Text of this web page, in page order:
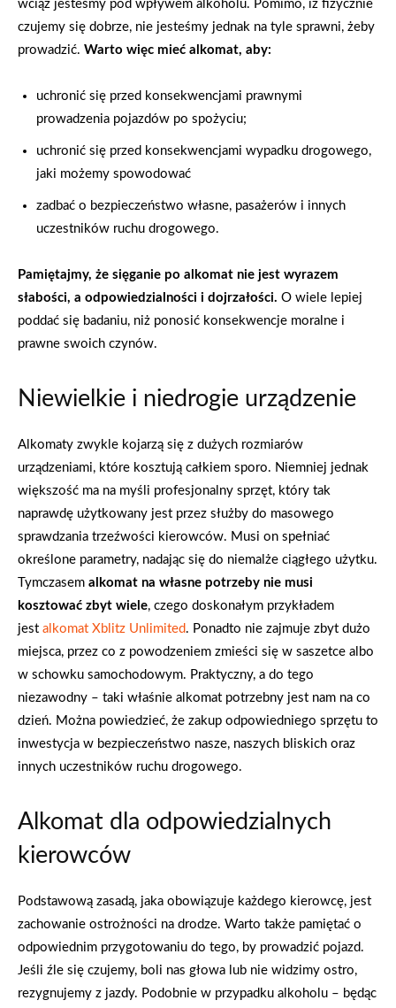
wciąż jesteśmy pod wpływem alkoholu. Pomimo, iż fizycznie
czujemy się dobrze, nie jesteśmy jednak na tyle sprawni, żeby
prowadzić. Warto więc mieć alkomat, aby:
uchronić się przed konsekwencjami prawnymi
prowadzenia pojazdów po spożyciu;
uchronić się przed konsekwencjami wypadku drogowego,
jaki możemy spowodować
zadbać o bezpieczeństwo własne, pasażerów i innych
uczestników ruchu drogowego.
Pamiętajmy, że sięganie po alkomat nie jest wyrazem
słabości, a odpowiedzialności i dojrzałości. O wiele lepiej
poddać się badaniu, niż ponosić konsekwencje moralne i
prawne swoich czynów.
Niewielkie i niedrogie urządzenie
Alkomaty zwykle kojarzą się z dużych rozmiarów
urządzeniami, które kosztują całkiem sporo. Niemniej jednak
większość ma na myśli profesjonalny sprzęt, który tak
naprawdę użytkowany jest przez służby do masowego
sprawdzania trzeźwości kierowców. Musi on spełniać
określone parametry, nadając się do niemalże ciągłego użytku.
Tymczasem alkomat na własne potrzeby nie musi
kosztować zbyt wiele, czego doskonałym przykładem
jest alkomat Xblitz Unlimited . Ponadto nie zajmuje zbyt dużo
miejsca, przez co z powodzeniem zmieści się w saszetce albo
w schowku samochodowym. Praktyczny, a do tego
niezawodny – taki właśnie alkomat potrzebny jest nam na co
dzień. Można powiedzieć, że zakup odpowiedniego sprzętu to
inwestycja w bezpieczeństwo nasze, naszych bliskich oraz
innych uczestników ruchu drogowego.
Alkomat dla odpowiedzialnych
kierowców
Podstawową zasadą, jaka obowiązuje każdego kierowcę, jest
zachowanie ostrożności na drodze. Warto także pamiętać o
odpowiednim przygotowaniu do tego, by prowadzić pojazd.
Jeśli źle się czujemy, boli nas głowa lub nie widzimy ostro,
rezygnujemy z jazdy. Podobnie w przypadku alkoholu – będąc